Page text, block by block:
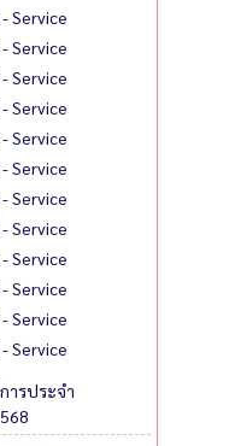
รประจำ